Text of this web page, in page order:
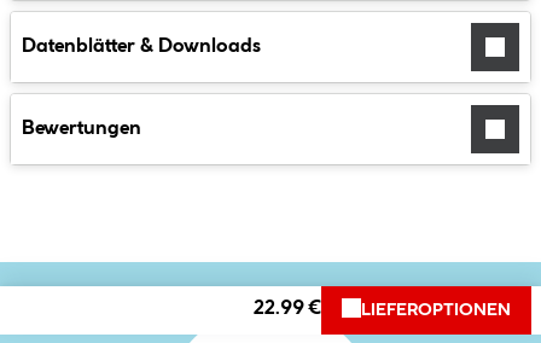
Datenblätter & Downloads
Bewertungen
22.99 € LIEFEROPTIONEN